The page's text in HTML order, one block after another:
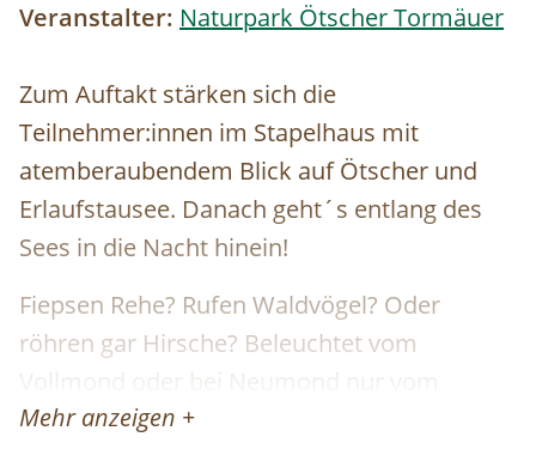
Veranstalter: Naturpark Ötscher Tormäuer
Zum Auftakt stärken sich die
Teilnehmer:innen im Stapelhaus mit
atemberaubendem Blick auf Ötscher und
Erlaufstausee. Danach geht´s entlang des
Sees in die Nacht hinein!
Fiepsen Rehe? Rufen Waldvögel? Oder
röhren gar Hirsche? Beleuchtet vom
Vollmond oder bei Neumond nur vom
Sternenhimmel macht sich die Gruppe auf,
Mehr anzeigen +